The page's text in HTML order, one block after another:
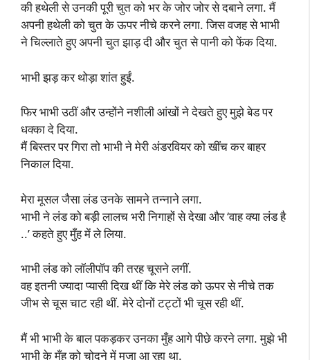
की हथेली से उनकी पूरी चुत को भर के जोर जोर से दबाने लगा. मैं
अपनी हथेली को चुत के ऊपर नीचे करने लगा. जिस वजह से भाभी
ने चिल्लाते हुए अपनी चुत झाड़ दी और चुत से पानी को फेंक दिया.
भाभी झड़ कर थोड़ा शांत हुईं.
फिर भाभी उठीं और उन्होंने नशीली आंखों ने देखते हुए मुझे बेड पर
धक्का दे दिया.
मैं बिस्तर पर गिरा तो भाभी ने मेरी अंडरवियर को खींच कर बाहर
निकाल दिया.
मेरा मूसल जैसा लंड उनके सामने तन्नाने लगा.
भाभी ने लंड को बड़ी लालच भरी निगाहों से देखा और ‘वाह क्या लंड है
..’ कहते हुए मुँह में ले लिया.
भाभी लंड को लॉलीपॉप की तरह चूसने लगीं.
वह इतनी ज्यादा प्यासी दिख थीं कि मेरे लंड को ऊपर से नीचे तक
जीभ से चूस चाट रही थीं. मेरे दोनों टट्टों भी चूस रही थीं.
मैं भी भाभी के बाल पकड़कर उनका मुँह आगे पीछे करने लगा. मुझे भी
भाभी के मुँह को चोदने में मजा आ रहा था.